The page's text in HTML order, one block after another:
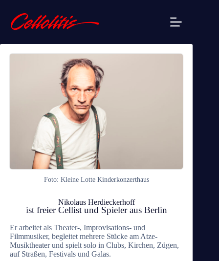
springen
Foto: Kleine Lotte Kinderkonzerthaus
Nikolaus Herdieckerhoff
ist freier Cellist und Spieler aus Berlin
Er arbeitet als Theater-, Improvisations- und
Filmmusiker, begleitet mehrere Stücke am Atze-
Musiktheater und spielt solo in Clubs, Kirchen, Zügen,
auf Straßen, Festivals und Galas.